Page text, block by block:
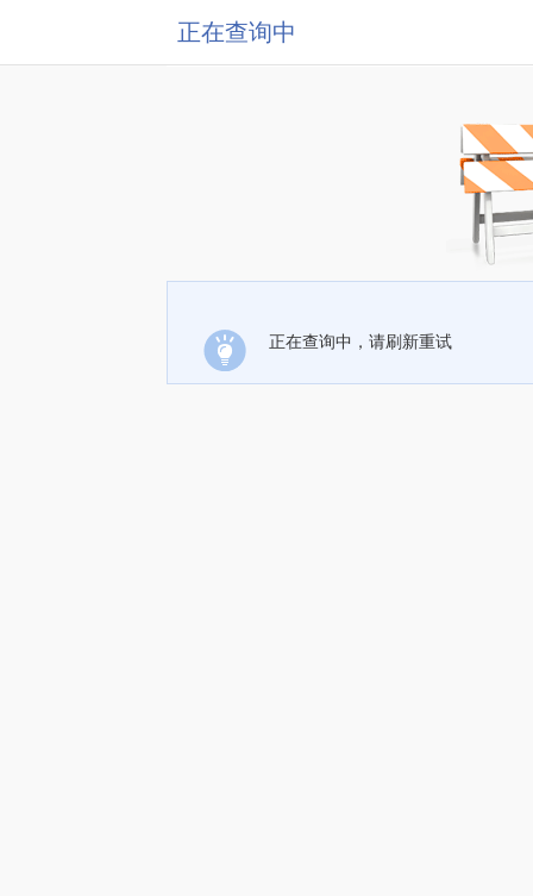
正在查询中
正在查询中，请刷新重试